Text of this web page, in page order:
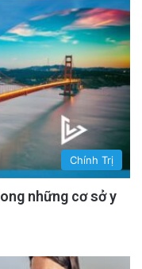
Chính Trị
những cơ sở y